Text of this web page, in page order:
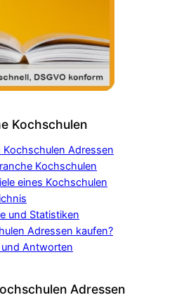
Kochschulen
Adressen
Kochschulen
eines Kochschulen
und Statistiken
Adressen kaufen?
Antworten
Adressen